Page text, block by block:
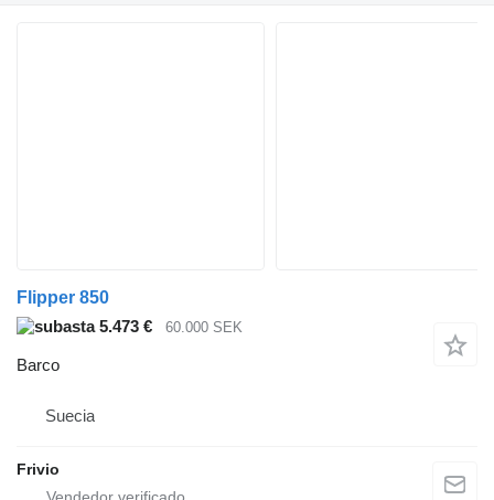
Flipper 850
5.473 €
60.000 SEK
Barco
Suecia
Frivio